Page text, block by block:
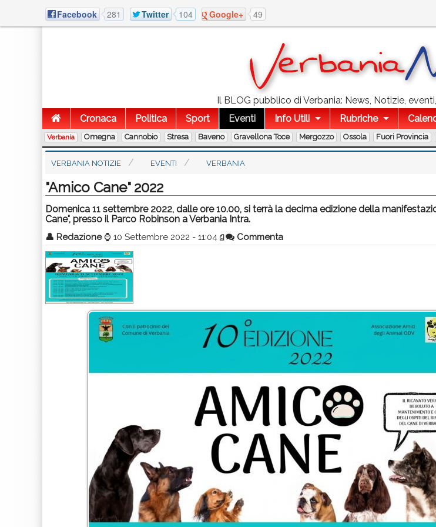
Facebook 281 Twitter 104 Google+ 49
Il BLOG pubblico di Verbania: News, Notizie,
Cronaca
Politica Sport Eventi Info Utili Rubriche
Verbania Omegna Cannobio Stresa Baveno Gravellona Toce Mergozzo Ossola Fuori Provincia
VERBANIA NOTIZIE EVENTI VERBANIA
"Amico Cane" 2022
Domenica 11 settembre 2022, dalle ore 10.00, si terrà la decima edizione della
Cane", presso il Parco Robinson a Verbania Intra.
👤 Redazione ⌚ 10 Settembre 2022 - 11:04 Commenta